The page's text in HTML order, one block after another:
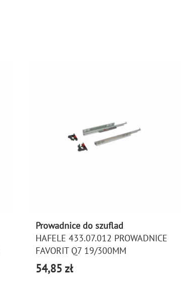
Prowadnice do szuflad
HAFELE 433.07.012 PROWADNICE
FAVORIT Q7 19/300MM
54,85 zł